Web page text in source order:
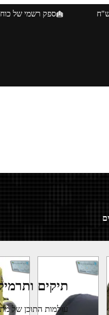
ספק רשמי של
תיקים
עולמות התוכן של